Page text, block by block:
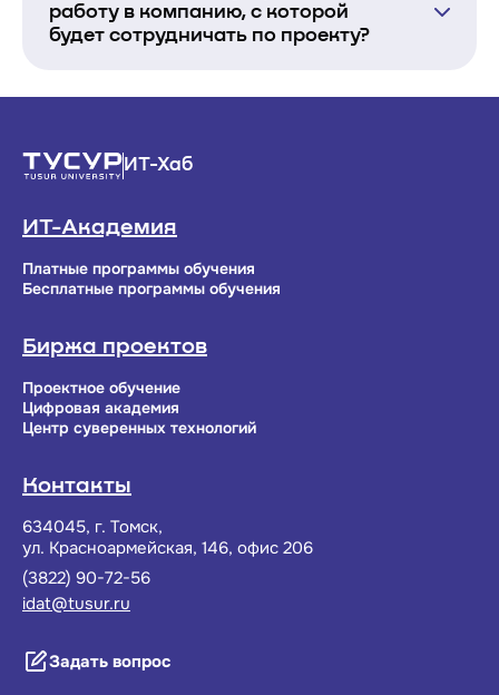
работу в компанию, с которой
будет сотрудничать по проекту?
ИТ-Академия
Платные программы обучения
Бесплатные программы обучения
Биржа проектов
Проектное обучение
Цифровая академия
Центр суверенных технологий
Контакты
634045, г. Томск,
ул. Красноармейская, 146, офис 206
(3822) 90-72-56
idat@tusur.ru
ИТ-Хаб
Задать вопрос